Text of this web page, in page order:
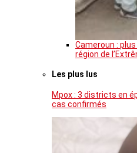
Cameroun :
région de
Les plus lus
Mpox : 3 districts en
cas confirmés